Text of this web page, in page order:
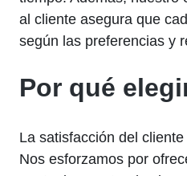
al cliente asegura que
según las preferencias y
Por qué
La satisfacción del
Nos esforzamos por